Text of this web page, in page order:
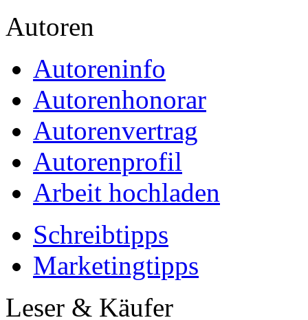
Autoren
Autoreninfo
Autorenhonorar
Autorenvertrag
Autorenprofil
Arbeit hochladen
Schreibtipps
Marketingtipps
Leser & Käufer